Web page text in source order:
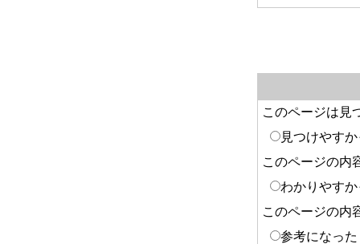
このページは見
見つけやす
このページの内
わかりやす
このページの内
参考になった